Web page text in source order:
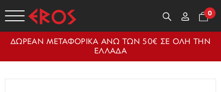
0
ΔΩΡΕΑΝ ΜΕΤΑΦΟΡΙΚΑ ΑΝΩ ΤΩΝ 50€ ΣΕ ΟΛΗ ΤΗΝ
ΕΛΛΑΔΑ